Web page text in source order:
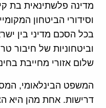
מדינה פלשתינאית בת
וסידורי הביטחון
בכל הסכם מדיני בין
וביטחוניות של חיבור
שלום אזורי מחייבת
המשפט הבינלאומי,
דרישות. אחת מהן היא